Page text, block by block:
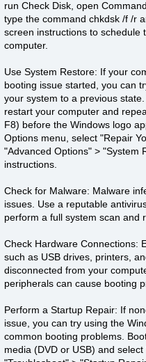
run Check Disk, open
type the command chkdsk /f /r
screen instructions to schedule
computer.
Use System Restore: If your
booting issue started, you can
your system to a previous
restart your computer and
F8) before the Windows logo
Options menu, select "Repair
"Advanced Options" > "System
instructions.
Check for Malware: Malware
issues. Use a reputable
perform a full system scan and
Check Hardware Connections:
such as USB drives, printers,
disconnected from your
peripherals can cause booting
Perform a Startup Repair: If
issue, you can try using the
common booting problems.
media (DVD or USB) and